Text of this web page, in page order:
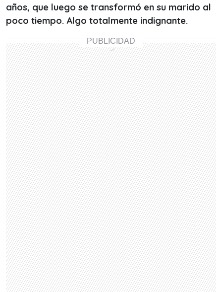
años, que luego se transformó en su marido al
poco tiempo. Algo totalmente indignante.